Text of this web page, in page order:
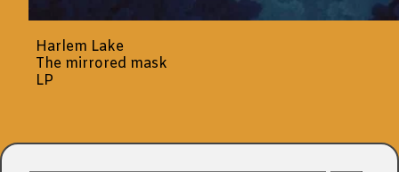
Harlem Lake
The mirrored mask
LP